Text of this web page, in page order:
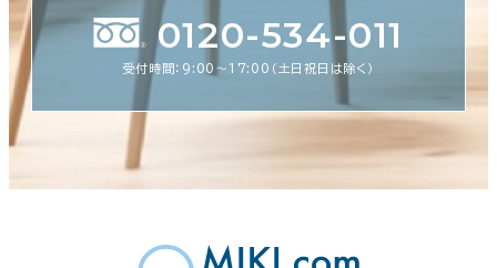
0120-534-011
受付時間：9:00〜17:00（土日祝日は除く）